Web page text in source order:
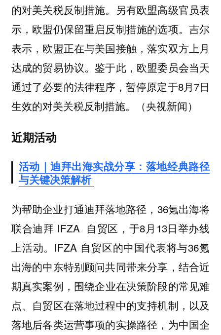
的对美关税反制措施。另有欧盟高级官员表
示，欧盟仍保留重启反制措施的选项。吉尔
表示，欧盟正在与美国接触，落实双方上月
达成的贸易协议。鉴于此，欧盟委员会当天
通过了必要的法律程序，暂停原定于8月7日
生效的对美关税反制措施。（央视新闻）
近期活动
活动｜迪拜出海实战分享：落地经典路径
与关键决策解析
为帮助企业打通迪拜落地路径，36氪出海将
联合迪拜 IFZA 自贸区，于8月13日举办线
上活动。IFZA 自贸区的中国代表将与36氪
出海的中东特别顾问共同带来分享，结合近
期真实案例， 围绕企业在决策阶段的常见难
点、自贸区在落地过程中的支持机制，以及
落地后各类运营事项的实操路径，为中国企